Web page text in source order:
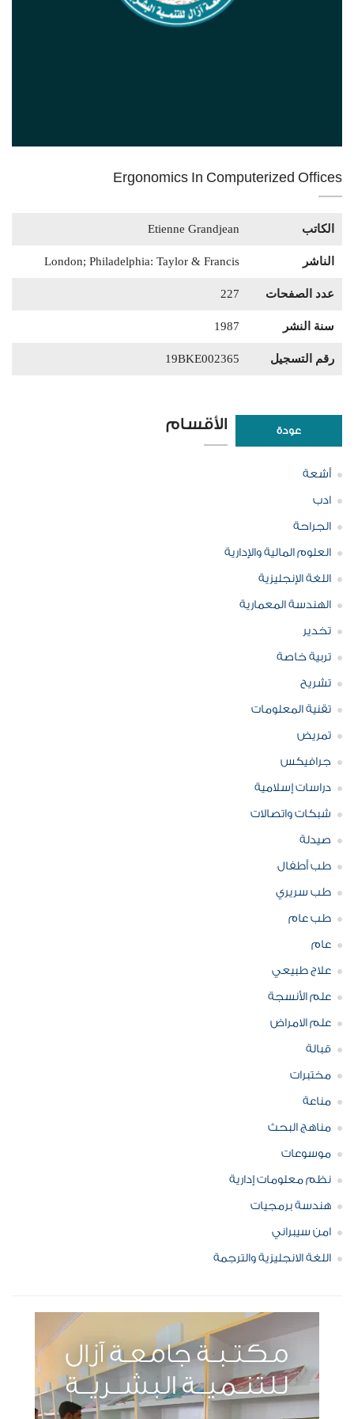
Ergonomics In Computerized Offices
الكاتب Etienne Grandjean
الناشر London; Philadelphia: Taylor & Francis
عدد الصفحات 227
سنة النشر 1987
رقم التسجيل 19BKE002365
عودة الأقسام
أشعة
ادب
الجراحة
العلوم المالية والإدارية
اللغة الإنجليزية
الهندسة المعمارية
تخدير
تربية خاصة
تشريح
تقنية المعلومات
تمريض
جرافيكس
دراسات إسلامية
شبكات واتصالات
صيدلة
طب أطفال
طب سريري
طب عام
عام
علاج طبيعي
علم الأنسجة
علم الامراض
قبالة
مختبرات
مناعة
مناهج البحث
موسوعات
نظم معلومات إدارية
هندسة برمجيات
امن سيبراني
اللغة الانجليزية والترجمة